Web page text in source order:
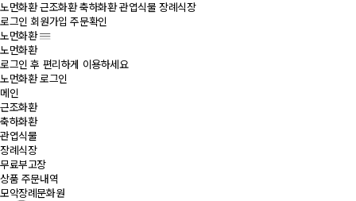
노먼화환근조화환축하화환관엽식물 장례식장
로그인 회원가입 주문확인
노먼화환
노먼화환
로그인 후 편리하게 이용하세요
노먼화환 로그인
메인
근조화환
축하화환
관엽식물
장례식장
무료부고장
상품 주문내역
모악장례문화원